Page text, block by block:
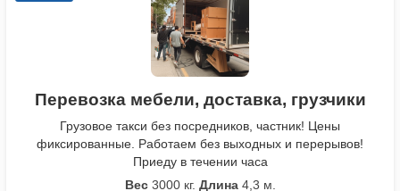
Перевозка мебели, доставка, грузчики
Грузовое такси без посредников, частник! Цены
фиксированные. Работаем без выходных и перерывов!
Приеду в течении часа
Вес3000 кг. Длина4,3 м.